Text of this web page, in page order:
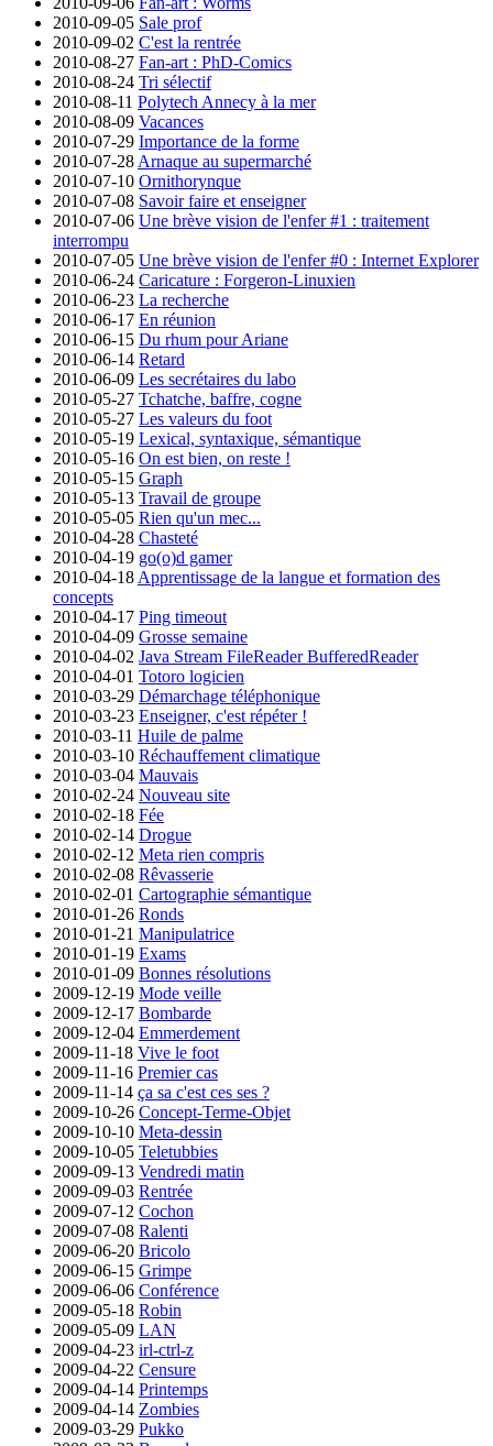
2010-09-05 Sale prof
2010-09-02 C'est la rentrée
2010-08-27 Fan-art : PhD-Comics
2010-08-24 Tri sélectif
2010-08-11 Polytech Annecy à la mer
2010-08-09 Vacances
2010-07-29 Importance de la forme
2010-07-28 Arnaque au supermarché
2010-07-10 Ornithorynque
2010-07-08 Savoir faire et enseigner
2010-07-06 Une brève vision de l'enfer #1 : traitement
interrompu
2010-07-05 Une brève vision de l'enfer #0 : Internet Explorer
2010-06-24 Caricature : Forgeron-Linuxien
2010-06-23 La recherche
2010-06-17 En réunion
2010-06-15 Du rhum pour Ariane
2010-06-14 Retard
2010-06-09 Les secrétaires du labo
2010-05-27 Tchatche, baffre, cogne
2010-05-27 Les valeurs du foot
2010-05-19 Lexical, syntaxique, sémantique
2010-05-16 On est bien, on reste !
2010-05-15 Graph
2010-05-13 Travail de groupe
2010-05-05 Rien qu'un mec...
2010-04-28 Chasteté
2010-04-19 go(o)d gamer
2010-04-18 Apprentissage de la langue et formation des
concepts
2010-04-17 Ping timeout
2010-04-09 Grosse semaine
2010-04-02 Java Stream FileReader BufferedReader
2010-04-01 Totoro logicien
2010-03-29 Démarchage téléphonique
2010-03-23 Enseigner, c'est répéter !
2010-03-11 Huile de palme
2010-03-10 Réchauffement climatique
2010-03-04 Mauvais
2010-02-24 Nouveau site
2010-02-18 Fée
2010-02-14 Drogue
2010-02-12 Meta rien compris
2010-02-08 Rêvasserie
2010-02-01 Cartographie sémantique
2010-01-26 Ronds
2010-01-21 Manipulatrice
2010-01-19 Exams
2010-01-09 Bonnes résolutions
2009-12-19 Mode veille
2009-12-17 Bombarde
2009-12-04 Emmerdement
2009-11-18 Vive le foot
2009-11-16 Premier cas
2009-11-14 ça sa c'est ces ses ?
2009-10-26 Concept-Terme-Objet
2009-10-10 Meta-dessin
2009-10-05 Teletubbies
2009-09-13 Vendredi matin
2009-09-03 Rentrée
2009-07-12 Cochon
2009-07-08 Ralenti
2009-06-20 Bricolo
2009-06-15 Grimpe
2009-06-06 Conférence
2009-05-18 Robin
2009-05-09 LAN
2009-04-23 irl-ctrl-z
2009-04-22 Censure
2009-04-14 Printemps
2009-04-14 Zombies
2009-03-29 Pukko